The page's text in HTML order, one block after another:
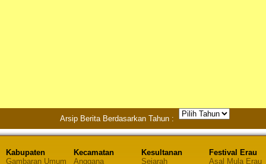
Arsip Berita Berdasarkan Tahun :
Kabupaten
Gambaran Umum
Kecamatan
Anggana
Kesultanan
Sejarah
Festival Erau
Asal Mula Erau